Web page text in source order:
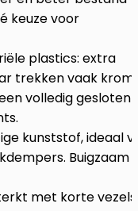
keuze voor
plastics: extra
trekken vaak krom
volledig gesloten
kunststof, ideaal
Buigzaam
met korte